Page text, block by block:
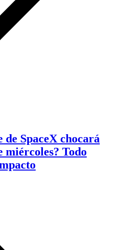
de SpaceX chocará
miércoles? Todo